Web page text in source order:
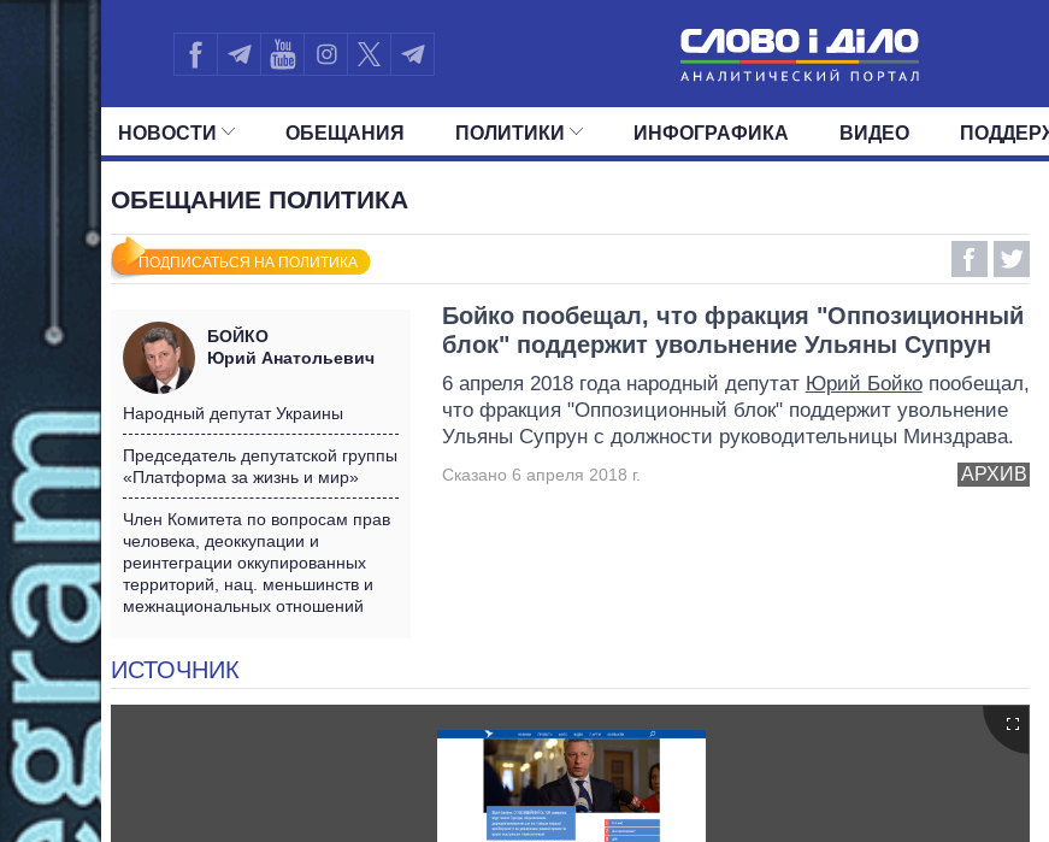
НОВОСТИ
МИР
ОБЕЩАНИЯ ПОЛИТИКИ
ОКРУГА
ИНФОГРАФИКА ВИДЕО
ОБЕЩАНИЕ ПОЛИТИКА
ПОДПИСАТЬСЯ НА ПОЛИТИКА
БОЙКО
Юрий Анатольевич
Народный депутат Украины
Председатель депутатской группы
«Платформа за жизнь и мир»
Член Комитета по вопросам прав
человека, деоккупации и
реинтеграции оккупированных
территорий, нац. меньшинств и
межнациональных отношений
Бойко пообещал, что фракция "Оппозиционный
блок" поддержит увольнение Ульяны Супрун
6 апреля 2018 года народный депутат Юрий Бойкопообещал,
что фракция "Оппозиционный блок" поддержит увольнение
Ульяны Супрун с должности руководительницы Минздрава.
АРХИВ
Сказано 6 апреля 2018 г.
ИСТОЧНИК